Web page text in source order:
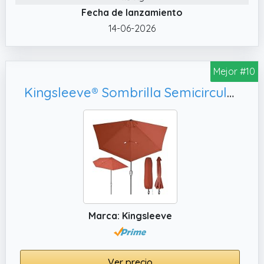
estrechos donde se necesita una solución
práctica sin renunciar a la armonía visual.
✔️ Protección UV fiable El factor de
protección UV 20 protege eficazmente
frente a la radiación solar dañina,
permitiendo disfrutar del exterior con mayor
seguridad. Este nivel de defensa reduce la
exposición prolongada al sol y convierte la
sombrilla en un complemento esencial para
crear un espacio fresco y resguardado.
✔️ Ahorro de espacio La estructura
semicircular de la sombrilla EGER permite
aprovechar al máximo balcones, terrazas
estrechas o rincones reducidos. Su forma
plana en la parte posterior facilita colocarla
junto a paredes o barandillas sin invadir el
cómoda y funcional.
Fecha de lanzamiento
14-06-2026
Mejor #10
Kingsleeve® Sombrilla Semicircular Balcón Patio 2,7m Protección UV 80+ Parasol Terraza Manivela Suave Estructura Acero Cubierta Protectora Terracota
Marca: Kingsleeve